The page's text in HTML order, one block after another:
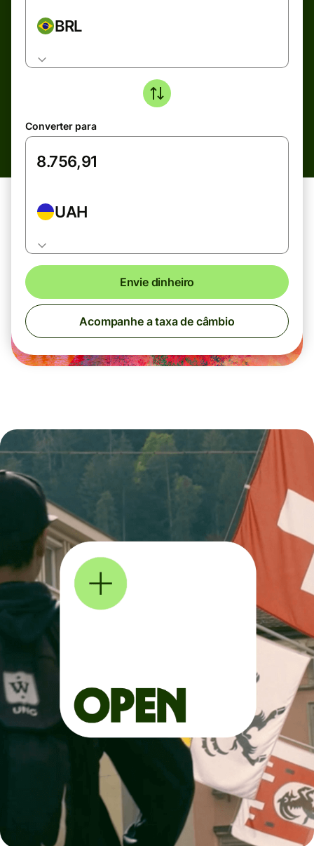
BRL
Converter para
UAH
Envie dinheiro
Acompanhe a taxa de câmbio